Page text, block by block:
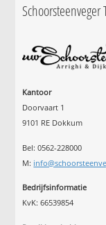
Schoorsteenveger
Kantoor
Doorvaart 1
9101 RE Dokkum
Bel: 0562-228000
M:
Bedrijfsinformatie
KvK: 66539854